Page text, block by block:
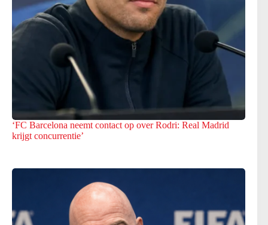
‘FC Barcelona neemt contact op over Rodri: Real Madrid
krijgt concurrentie’